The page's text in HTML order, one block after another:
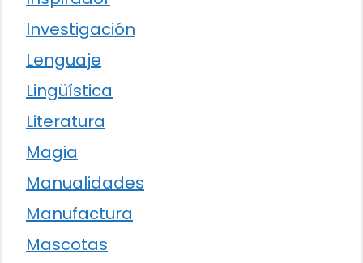
Investigación
Lenguaje
Lingüística
Literatura
Magia
Manualidades
Manufactura
Mascotas